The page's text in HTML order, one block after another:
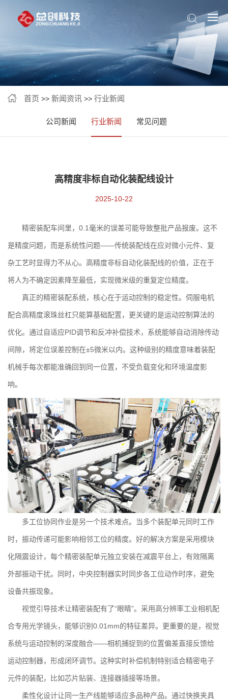
首页 >> 新闻资讯 >> 行业新闻
公司新闻 行业新闻 常见问题
高精度非标自动化装配线设计
2025-10-22
精密装配车间里，0.1毫米的误差可能导致整批产品报废。这不
是精度问题，而是系统性问题——传统装配线在应对微小元件、复
杂工艺时显得力不从心。高精度非标自动化装配线的价值，正在于
将人为不确定因素降至最低，实现微米级的重复定位精度。
真正的精密装配系统，核心在于运动控制的稳定性。伺服电机
配合高精度滚珠丝杠只能算基础配置，更关键的是运动控制算法的
优化。通过自适应PID调节和反冲补偿技术，系统能够自动消除传动
间隙，将定位误差控制在±5微米以内。这种级别的精度意味着装配
机械手每次都能准确回到同一位置，不受负载变化和环境温度影
响。
多工位协同作业是另一个技术难点。当多个装配单元同时工作
时，振动传递可能影响相邻工位的精度。好的解决方案是采用模块
化隔震设计，每个精密装配单元独立安装在减震平台上，有效隔离
外部振动干扰。同时，中央控制器实时同步各工位动作时序，避免
设备共振现象。
视觉引导技术让精密装配有了“眼睛”。采用高分辨率工业相机配
合专用光学镜头，能够识别0.01mm的特征差异。更重要的是，视觉
系统与运动控制的深度融合——相机捕捉到的位置偏差直接反馈给
运动控制器，形成闭环调节。这种实时补偿机制特别适合精密电子
元件的装配，比如芯片贴装、连接器插接等场景。
柔性化设计让同一生产线能够适应多品种产品。通过快换夹具